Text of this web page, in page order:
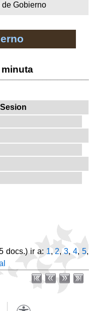
de Gobierno
Sesion
docs.) ir a: 1,2,3,4,5,